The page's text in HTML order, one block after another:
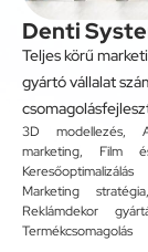
Denti
Teljes körű
gyártó vállalat
3D modellezés,
marketing, Film
Marketing stratégia
Reklámdekor
Termékcsomagolás